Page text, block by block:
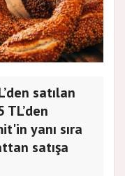
satılan
yanı sıra
satışa